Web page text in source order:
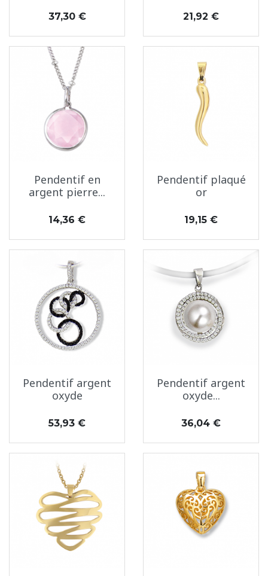
Prix
37,30 € Prix
21,92 €
Pendentif en
argent pierre...
Prix
14,36 €
Pendentif plaqué
or
Prix
19,15 €
Pendentif argent
oxyde
Prix
53,93 €
Pendentif argent
oxyde...
Prix
36,04 €